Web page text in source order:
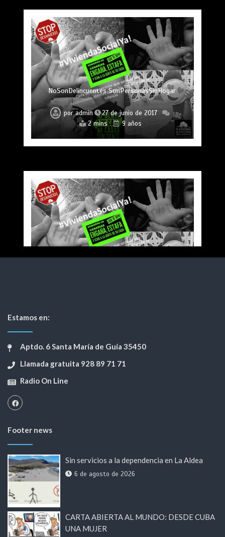
NoSonDelincuentes SonPersonasSinHogar
poradmin
27 de junio de 2017
2 mins
9 años
Estamos en:
Aptdo. 6 Santa María de Guía 35450
Llamada gratuita 928 89 71 71
Radio On Line
Footer news
Sin servicios a la dependencia en La Aldea
6 de agosto de 2026
CARTA ABIERTA AL MUNDO: DESDE CUBA
UNA MUJER